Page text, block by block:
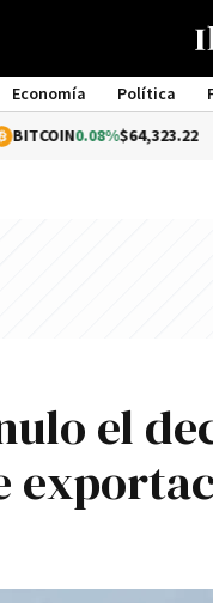
Economía Política
$64,323.22
el